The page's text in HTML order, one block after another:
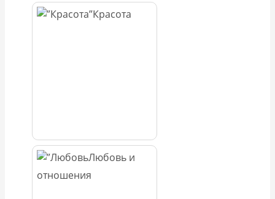
Красота
Любовь и
отношения